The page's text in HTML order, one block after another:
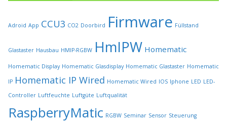
d
e
Adroid App CCU3 CO2 Doorbird Firmware Füllstand
Glastaster Hausbau HMIP-RGBW HmIPW Homematic
Homematic Display Homematic Glasdisplay Homematic Glastaster Homematic
IP Homematic IP Wired Homematic Wired IOS Iphone LED LED-
Controller Luftfeuchte Luftgüte Luftqualität
RaspberryMatic RGBW Seminar Sensor Steuerung